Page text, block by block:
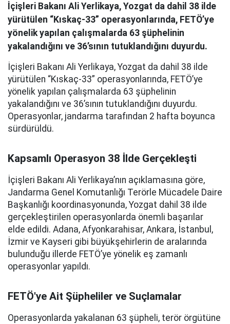
İçişleri Bakanı Ali Yerlikaya, Yozgat da dahil 38 ilde
yürütülen “Kıskaç-33” operasyonlarında, FETÖ’ye
yönelik yapılan çalışmalarda 63 şüphelinin
yakalandığını ve 36’sının tutuklandığını duyurdu.
İçişleri Bakanı Ali Yerlikaya, Yozgat da dahil 38 ilde
yürütülen “Kıskaç-33” operasyonlarında, FETÖ’ye
yönelik yapılan çalışmalarda 63 şüphelinin
yakalandığını ve 36’sının tutuklandığını duyurdu.
Operasyonlar, jandarma tarafından 2 hafta boyunca
sürdürüldü.
Kapsamlı Operasyon 38 İlde Gerçekleşti
İçişleri Bakanı Ali Yerlikaya’nın açıklamasına göre,
Jandarma Genel Komutanlığı Terörle Mücadele Daire
Başkanlığı koordinasyonunda, Yozgat dahil 38 ilde
gerçekleştirilen operasyonlarda önemli başarılar
elde edildi. Adana, Afyonkarahisar, Ankara, İstanbul,
İzmir ve Kayseri gibi büyükşehirlerin de aralarında
bulunduğu illerde FETÖ’ye yönelik eş zamanlı
operasyonlar yapıldı.
FETÖ'ye Ait Şüpheliler ve Suçlamalar
Operasyonlarda yakalanan 63 şüpheli, terör örgütüne